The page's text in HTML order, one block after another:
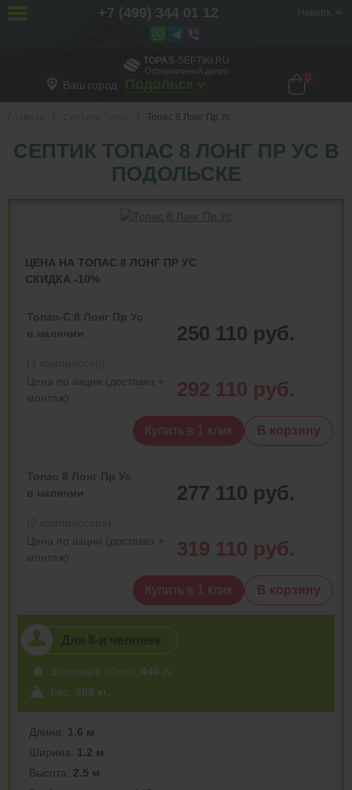
TOPAS-SEPTIKI.RU
Официальный дилер
Ваш город
0
Топас 8 Лонг Пр Ус
СЕПТИК ТОПАС 8 ЛОНГ ПР УС В
ПОДОЛЬСКЕ
ЦЕНА НА ТОПАС 8 ЛОНГ ПР УС
СКИДКА -10%
Топас-С 8 Лонг Пр Ус
в наличии
250 110 руб.
Цена по акции (доставка +
монтаж)
292 110 руб.
Купить в 1 клик В корзину
Топас 8 Лонг Пр Ус
в наличии
277 110 руб.
Цена по акции (доставка +
монтаж)
319 110 руб.
Купить в 1 клик В корзину
Залповый сброс: 440 л.
Вес: 385 кг.
Длина: 1.6 м
Ширина: 1.2 м
Высота: 2.5 м
Наверх
+7 (499) 344 01 12